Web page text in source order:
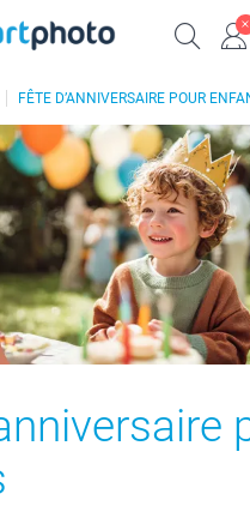
FÊTE D’ANNIVERSAIRE POUR